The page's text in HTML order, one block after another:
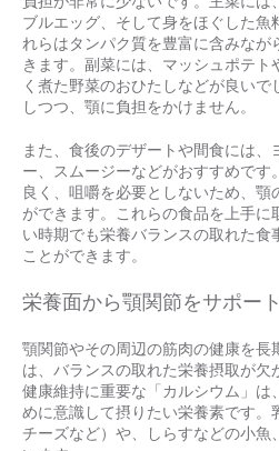
ブルエッグ、そして身をほぐした魚
れらはタンパク質を豊富に含みなが
きます。副菜には、マッシュポテ
く煮た野菜のおひたしなどが良い
しつつ、顎に負担をかけません。
また、食後のデザートや間食には、
ー、スムージーなどがおすすめです
良く、咀嚼を必要としないため、顎
ができます。これらの食品を上手に
い時期でも栄養バランスの取れた食
ことができます。
栄養面から顎関節をサポー
顎関節やその周辺の筋肉の健康を長
は、バランスの取れた栄養摂取が欠
健康維持に重要な「カルシウム」は
めに意識して摂りたい栄養素です。
チーズなど）や、しらすなどの小魚